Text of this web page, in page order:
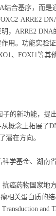
合基序，而是
ARRE2
，ARRE2
用。功能实验
、FOXI1等
的新功能，提
概念上拓展了
潜在方向。
学基金、湖南
癌药物国家地
关蛋白质的
Transduction